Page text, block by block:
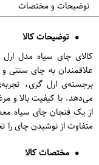
توضیحات و مختصات
توضیحات کالا
کالای چای سیاه مدل ارل
برجسته‌ی ارل گری،
می‌دهد. با کیفیت بالا و
از یک فنجان چای سیاه
متفاوت از نوشیدن چای را
مختصات کالا